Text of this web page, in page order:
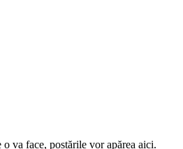
va face, postările vor apărea aici.